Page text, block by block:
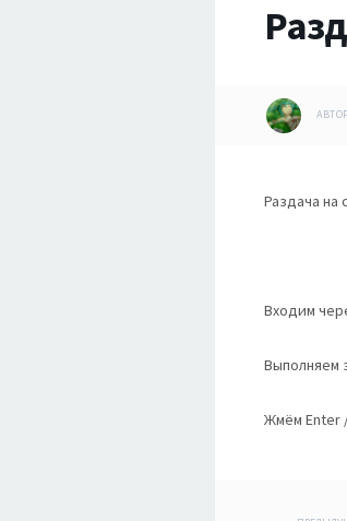
Раздача на
Входим
Выполняем
Жмём Enter